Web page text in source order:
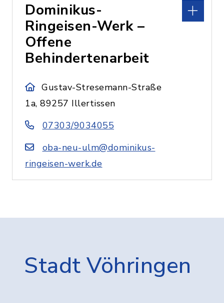
Dominikus-
Ringeisen-Werk –
Offene
Behindertenarbeit
Gustav-Stresemann-Straße
1a, 89257 Illertissen
07303/9034055
oba-neu-ulm@dominikus-
ringeisen-werk.de
Stadt Vöhringen